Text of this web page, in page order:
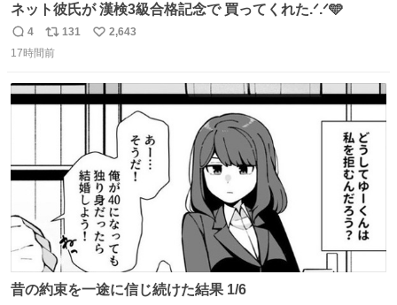
ネット彼氏が 漢検3級合格記念で 買ってくれた.ᐟ.ᐟ🩵
返
信
4
リ
ポ
ト
131
い
数
2,643
17時間前
昔の約束を一途に信じ続けた結果 1/6